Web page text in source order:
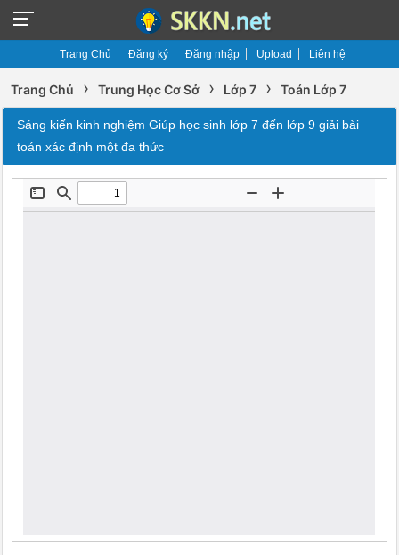
Trang Chủ Đăng ký Đăng nhập Upload Liên hệ
Trang Chủ › Trung Học Cơ Sở › Lớp 7 › Toán Lớp 7
Sáng kiến kinh nghiệm Giúp học sinh lớp 7 đến lớp 9 giải bài
toán xác định một đa thức